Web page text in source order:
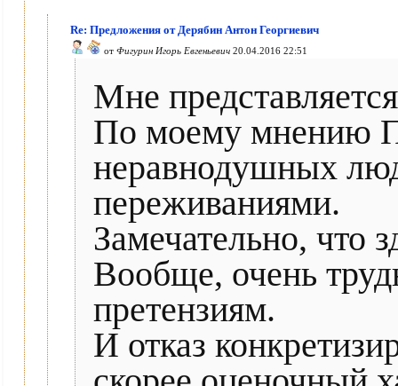
Re: Предложения от Дерябин Антон Георгиевич
от Фигурин Игорь Евгеньевич 20.04.2016 22:51
Мне
По моему мнению
неравнодушных
переживаниями.
Замечательно, что
Вообще, очень
претензиям.
И отказ